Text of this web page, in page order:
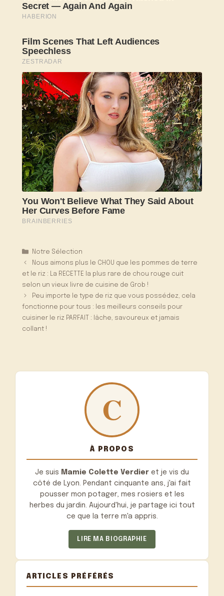
Catégories
Notre Sélection
Nous aimons plus le CHOU que les pommes de terre
et le riz : La RECETTE la plus rare de chou rouge cuit
selon un vieux livre de cuisine de Grob !
Peu importe le type de riz que vous possédez, cela
fonctionne pour tous : les meilleurs conseils pour
cuisiner le riz PARFAIT : lâche, savoureux et jamais
collant !
À PROPOS
Je suis Mamie Colette Verdier et je vis du
côté de Lyon. Pendant cinquante ans, j'ai fait
pousser mon potager, mes rosiers et les
herbes du jardin. Aujourd'hui, je partage ici tout
ce que la terre m'a appris.
LIRE MA BIOGRAPHIE
ARTICLES PRÉFÉRÉS